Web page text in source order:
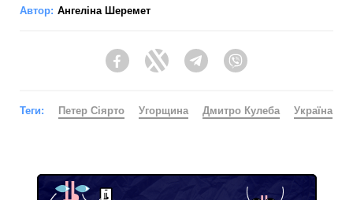
Автор: Ангеліна Шеремет
FacebookTwitter Telegram
Теги: Петер Сіярто Угорщина Дмитро Кулеба Україна